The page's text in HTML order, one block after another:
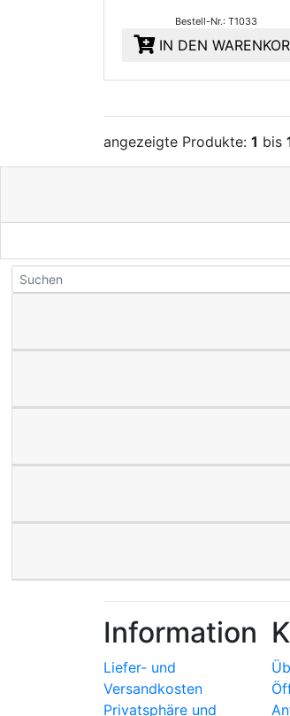
Bestell-Nr.: T1033
IN DEN
angezeigte Produkte: 1 bis
Information
Liefer- und
Versandkosten
Privatsphäre und